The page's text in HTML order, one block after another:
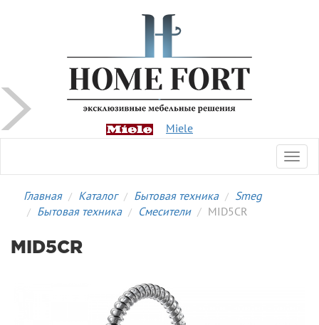
Miele
Главная Каталог Бытовая техника
Smeg
Бытовая техника
Смесители MID5CR
MID5CR